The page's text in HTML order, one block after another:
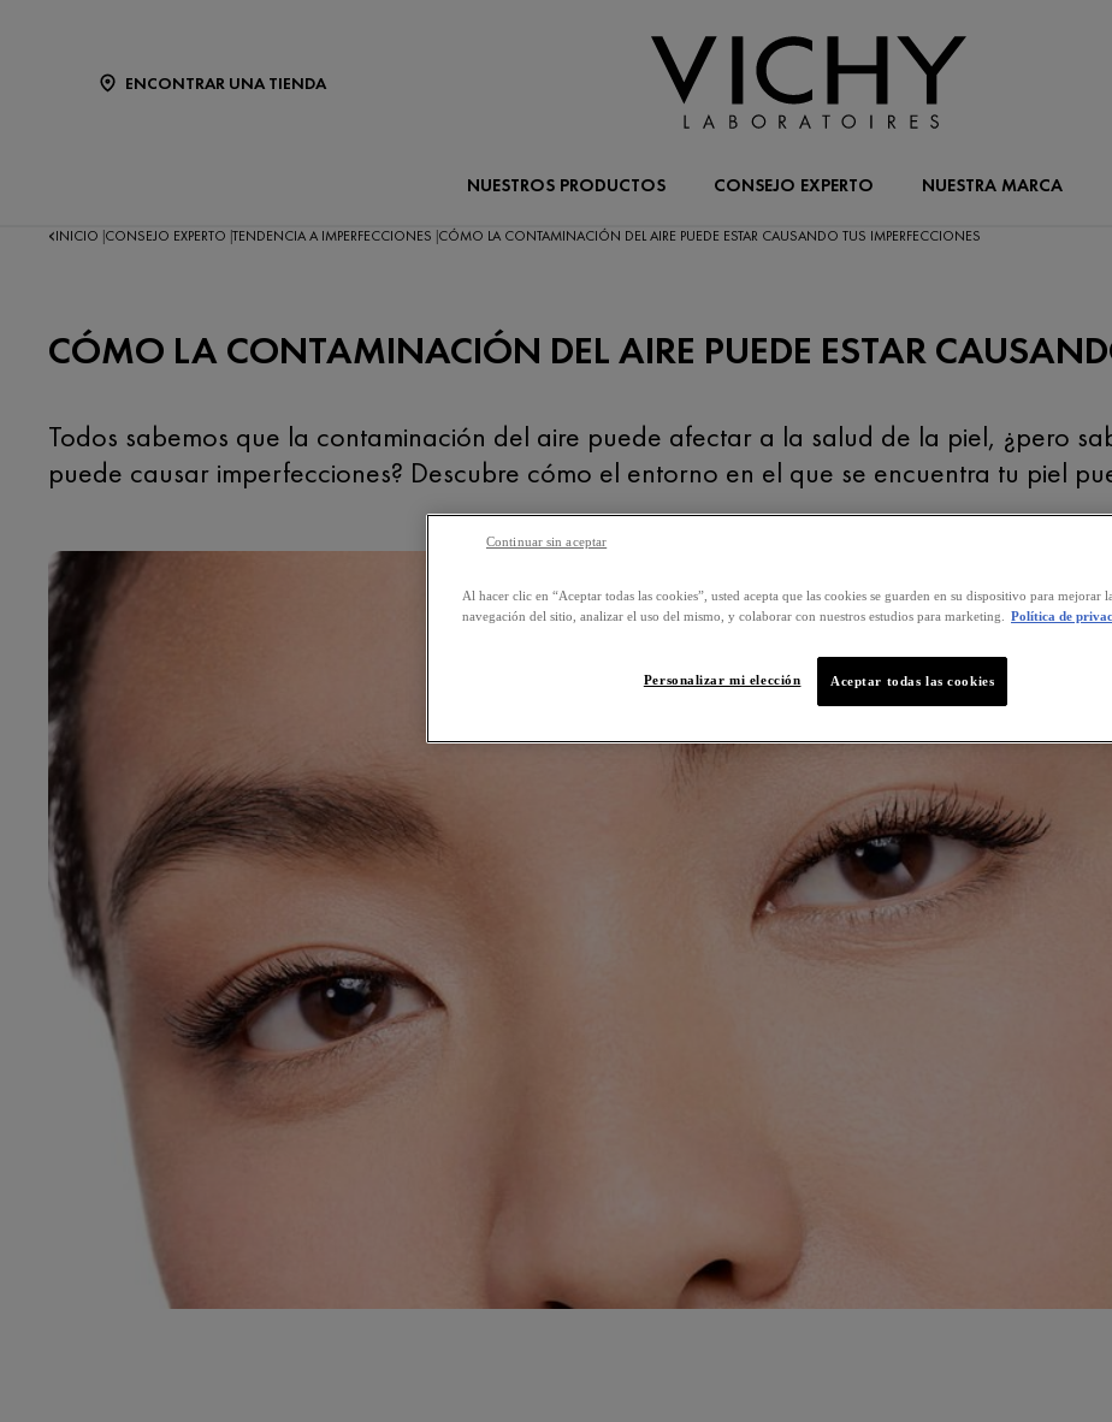
ENCONTRAR UNA TIENDA
NUESTROS PRODUCTOS CONSEJO EXPERTO NUESTRA MARCA
INICIO CONSEJO EXPERTO TENDENCIA A IMPERFECCIONES CÓMO LA CONTAMINACIÓN DEL AIRE PUEDE ESTAR CAUSANDO TUS IMPERFECCIONES
CÓMO LA CONTAMINACIÓN DEL AIRE PUEDE ESTAR
Todos sabemos que la contaminación del aire puede afectar a la salud de la piel, ¿pero
puede causar imperfecciones? Descubre cómo el entorno en el que se encuentra tu piel
Al hacer clic en “Aceptar todas las cookies”, usted acepta que las cookies se guarden en su dispositivo para mejorar la
navegación del sitio, analizar el uso del mismo, y colaborar con nuestros estudios para marketing.
Política de
Aceptar todas las cookies
Personalizar mi elección
Continuar sin aceptar